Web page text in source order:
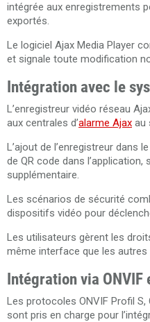
intégrée aux enregistrements
exportés.
Le logiciel Ajax Media Player
et signale toute modification
Intégration avec le
L’enregistreur vidéo réseau
aux centrales d’alarme Ajax au
L’ajout de l’enregistreur dans
de QR code dans
supplémentaire.
Les scénarios de sécurité
dispositifs vidéo pour
Les utilisateurs gèrent les
même interface que les
Intégration via ONVIF
Les protocoles ONVIF Profil S,
sont pris en charge pour